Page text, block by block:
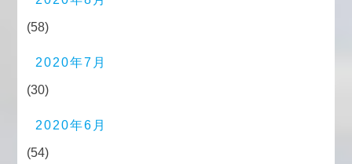
(58)
2020年7月
(30)
2020年6月
(54)